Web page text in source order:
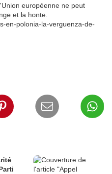
européenne ne peut
et la honte.
en-polonia-la-verguenza-de-